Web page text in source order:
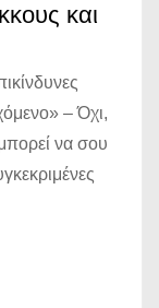
και
– Όχι,
να σου